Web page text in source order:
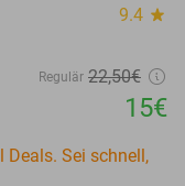
9.4 star
Regulär 22,50€
15€
Sei schnell,